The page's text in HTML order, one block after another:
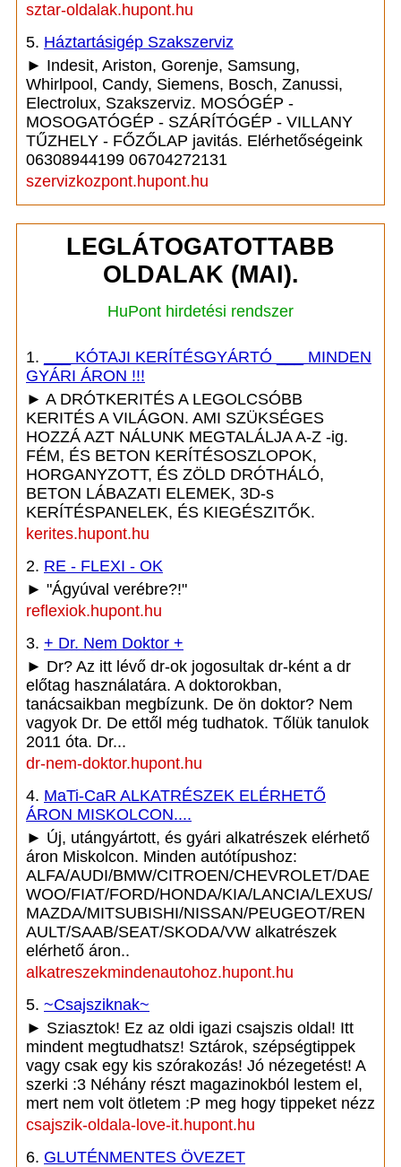
sztar-oldalak.hupont.hu
5. Háztartásigép Szakszerviz
► Indesit, Ariston, Gorenje, Samsung,
Whirlpool, Candy, Siemens, Bosch, Zanussi,
Electrolux, Szakszerviz. MOSÓGÉP -
MOSOGATÓGÉP - SZÁRÍTÓGÉP - VILLANY
TŰZHELY - FŐZŐLAP javitás. Elérhetőségeink
06308944199 06704272131
szervizkozpont.hupont.hu
LEGLÁTOGATOTTABB
OLDALAK (MAI).
HuPont hirdetési rendszer
1.
___ KÓTAJI KERÍTÉSGYÁRTÓ ___ MINDEN
GYÁRI ÁRON !!!
► A DRÓTKERITÉS A LEGOLCSÓBB
KERITÉS A VILÁGON. AMI SZÜKSÉGES
HOZZÁ AZT NÁLUNK MEGTALÁLJA A-Z -ig.
FÉM, ÉS BETON KERÍTÉSOSZLOPOK,
HORGANYZOTT, ÉS ZÖLD DRÓTHÁLÓ,
BETON LÁBAZATI ELEMEK, 3D-s
KERÍTÉSPANELEK, ÉS KIEGÉSZITŐK.
kerites.hupont.hu
2. RE - FLEXI - OK
► "Ágyúval verébre?!"
reflexiok.hupont.hu
3. + Dr. Nem Doktor +
► Dr? Az itt lévő dr-ok jogosultak dr-ként a dr
előtag használatára. A doktorokban,
tanácsaikban megbízunk. De ön doktor? Nem
vagyok Dr. De ettől még tudhatok. Tőlük tanulok
2011 óta. Dr...
dr-nem-doktor.hupont.hu
4. MaTi-CaR ALKATRÉSZEK ELÉRHETŐ
ÁRON MISKOLCON....
► Új, utángyártott, és gyári alkatrészek elérhető
áron Miskolcon. Minden autótípushoz:
ALFA/AUDI/BMW/CITROEN/CHEVROLET/DAE
WOO/FIAT/FORD/HONDA/KIA/LANCIA/LEXUS/
MAZDA/MITSUBISHI/NISSAN/PEUGEOT/REN
AULT/SAAB/SEAT/SKODA/VW alkatrészek
elérhető áron..
alkatreszekmindenautohoz.hupont.hu
5. ~Csajsziknak~
► Sziasztok! Ez az oldi igazi csajszis oldal! Itt
mindent megtudhatsz! Sztárok, szépségtippek
vagy csak egy kis szórakozás! Jó nézegetést! A
szerki :3 Néhány részt magazinokból lestem el,
mert nem volt ötletem :P meg hogy tippeket nézz
csajszik-oldala-love-it.hupont.hu
6. GLUTÉNMENTES ÖVEZET